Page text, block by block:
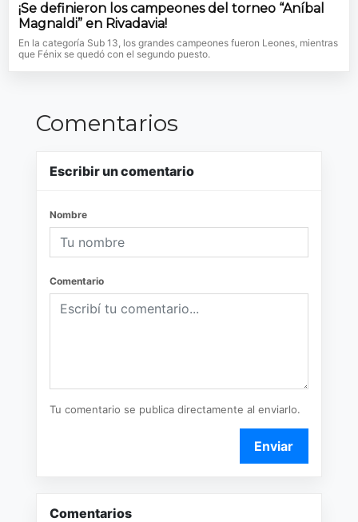
¡Se definieron los campeones del torneo “Aníbal
Magnaldi” en Rivadavia!
En la categoría Sub 13, los grandes campeones fueron Leones, mientras
que Fénix se quedó con el segundo puesto.
Comentarios
Escribir un comentario
Nombre
Comentario
Tu comentario se publica directamente al enviarlo.
Enviar
Comentarios